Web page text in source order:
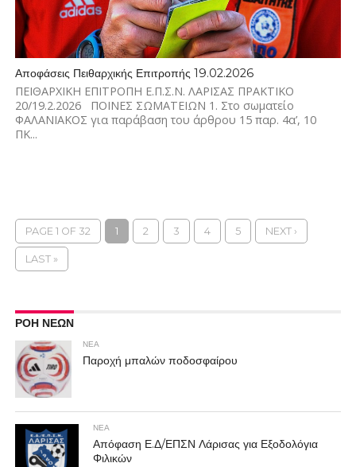
Αποφάσεις Πειθαρχικής Επιτροπής 19.02.2026
ΠΕΙΘΑΡΧΙΚΗ ΕΠΙΤΡΟΠΗ Ε.Π.Σ.Ν. ΛΑΡΙΣΑΣ ΠΡΑΚΤΙΚΟ
20/19.2.2026 ΠΟΙΝΕΣ ΣΩΜΑΤΕΙΩΝ 1. Στο σωματείο
ΦΑΛΑΝΙΑΚΟΣ για παράβαση του άρθρου 15 παρ. 4α’, 10
ΠΚ...
PAGE 1 OF 32 1 2 3 4 5 NEXT ›
LAST »
ΡΟΗ ΝΕΩΝ
ΝΕΑ
Παροχή μπαλών ποδοσφαίρου
ΝΕΑ
Απόφαση Ε.Δ/ΕΠΣΝ Λάρισας για Εξοδολόγια
Φιλικών